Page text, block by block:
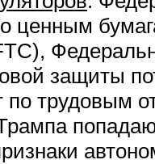
ценным
защиты
по трудовым